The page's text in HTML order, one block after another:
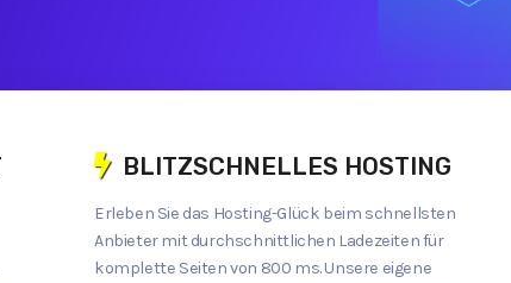
BLITZSCHNELLES HOSTING
Erleben Sie das Hosting-Glück beim schnellsten
Anbieter mit durchschnittlichen Ladezeiten für
komplette Seiten von 800 ms. Unsere eigene